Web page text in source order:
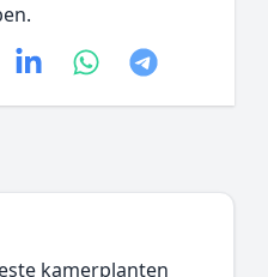
linkedinwhatsapp
telegram
kamerplanten